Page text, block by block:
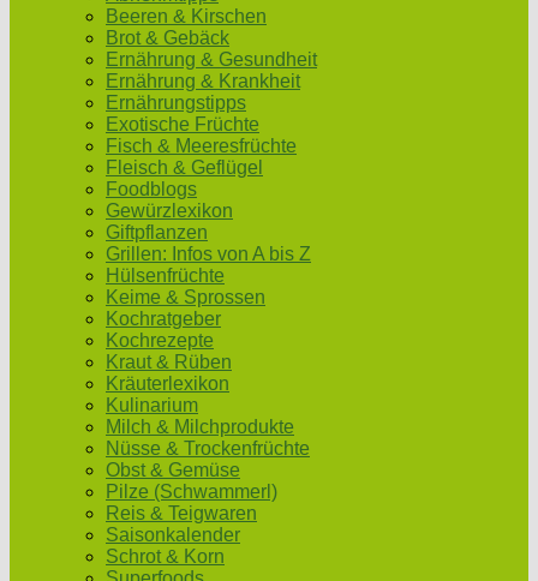
Beeren & Kirschen
Brot & Gebäck
Ernährung & Gesundheit
Ernährung & Krankheit
Ernährungstipps
Exotische Früchte
Fisch & Meeresfrüchte
Fleisch & Geflügel
Foodblogs
Gewürzlexikon
Giftpflanzen
Grillen: Infos von A bis Z
Hülsenfrüchte
Keime & Sprossen
Kochratgeber
Kochrezepte
Kraut & Rüben
Kräuterlexikon
Kulinarium
Milch & Milchprodukte
Nüsse & Trockenfrüchte
Obst & Gemüse
Pilze (Schwammerl)
Reis & Teigwaren
Saisonkalender
Schrot & Korn